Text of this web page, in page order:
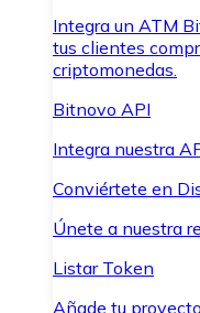
Integra un ATM
tus clientes
criptomonedas.
Bitnovo API
Integra nuestra
Conviértete en
Únete a nuestra
Listar Token
Añade tu